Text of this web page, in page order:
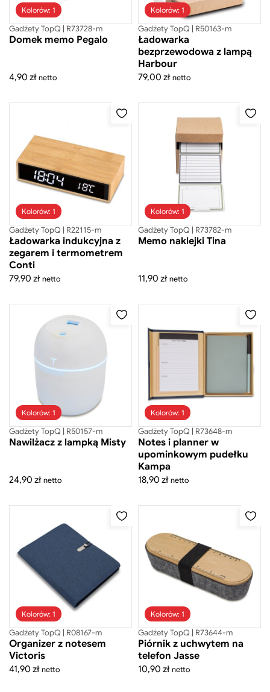
Gadżety do pracy zdalnej
Kosmetyczki
Kosze
Kubki do kawy
Naczynia do napojów
Plecaki
Pudełka na prezenty
Torby i plecaki na laptopa
Torby na zakupy
Torby podróżne
Torby sportowe
Zestawy prezentowe
Mini figurki
Ręczniki
Gadżety TopQ
Cena
minimalna
Cena
maksymalna
Zastosuj filtr ceny
Kolorów: 1
Gadżety TopQ | R73728-m
Domek memo Pegalo
4,90 złnetto
Kolorów: 1
Gadżety TopQ | R50163-m
Ładowarka
bezprzewodowa z lampą
Harbour
79,00 złnetto
Kolorów: 1
Gadżety TopQ | R22115-m
Ładowarka indukcyjna z
zegarem i termometrem
Conti
79,90 złnetto
Kolorów: 1
Gadżety TopQ | R73782-m
Memo naklejki Tina
11,90 złnetto
Kolorów: 1
Gadżety TopQ | R50157-m
Nawilżacz z lampką Misty
24,90 złnetto
Kolorów: 1
Gadżety TopQ | R73648-m
Notes i planner w
upominkowym pudełku
Kampa
18,90 złnetto
Kolorów: 1
Gadżety TopQ | R08167-m
Organizer z notesem
Victoris
41,90 złnetto
Kolorów: 1
Gadżety TopQ | R73644-m
Piórnik z uchwytem na
telefon Jasse
10,90 złnetto